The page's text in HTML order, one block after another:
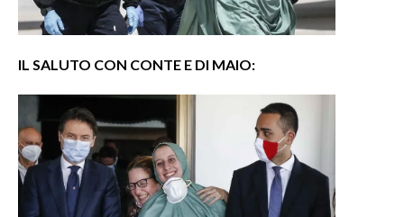
IL SALUTO CON CONTE E DI MAIO: